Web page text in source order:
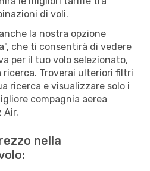
di voli.
la nostra opzione
che ti consentirà di vedere
per il tuo volo selezionato,
Troverai ulteriori filtri
ricerca e visualizzare solo i
compagnia aerea
Air.
nella